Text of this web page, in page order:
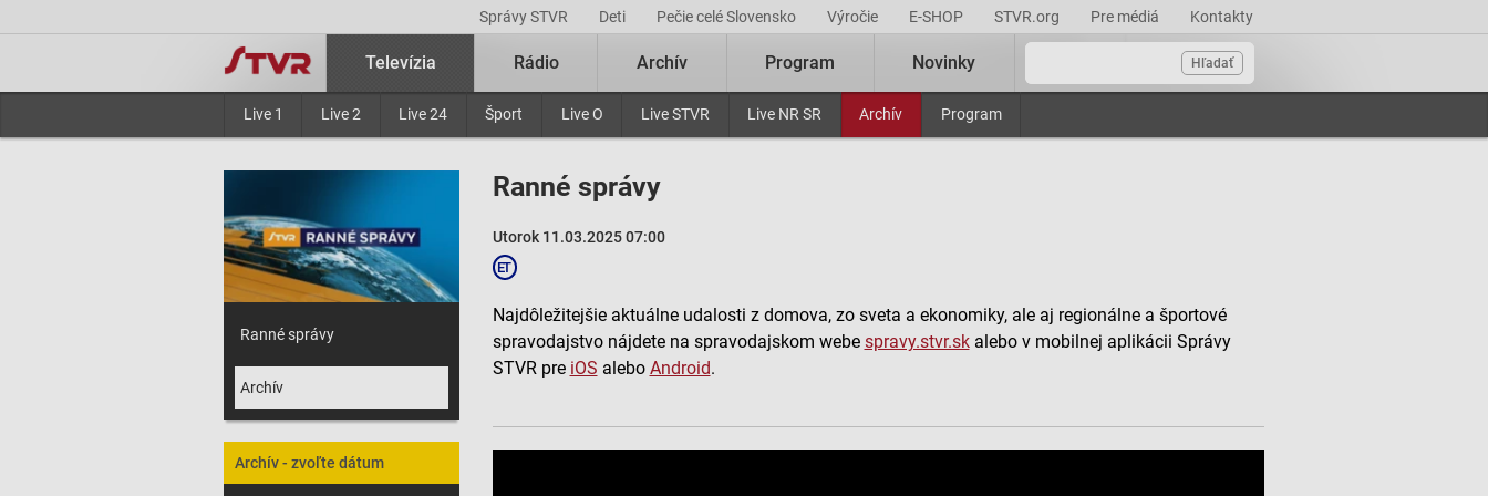
Správy STVR Deti Pečie celé Slovensko Výročie E-SHOP STVR.org Pre médiá Kontakty
Hľadať
Televízia
Live 1 Live 2 Live 24 Šport Live O Live STVR Live NR SR Archív Program
Rádio Archív Program Novinky
Ranné správy
Utorok 11.03.2025 07:00
Najdôležitejšie aktuálne udalosti z domova, zo sveta a ekonomiky, ale aj regionálne a športové
spravodajstvo nájdete na spravodajskom webe spravy.stvr.skalebo v mobilnej aplikácii Správy
STVR pre iOS alebo Android.
Ranné správy
Archív
Archív - zvoľte dátum